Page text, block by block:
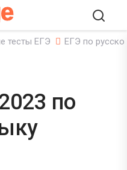
тесты ЕГЭ ЕГЭ по
по